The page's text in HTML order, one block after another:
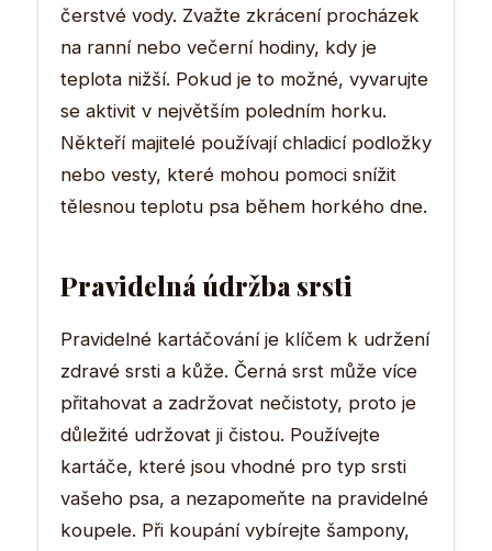
čerstvé vody. Zvažte zkrácení procházek
na ranní nebo večerní hodiny, kdy je
teplota nižší. Pokud je to možné, vyvarujte
se aktivit v největším poledním horku.
Někteří majitelé používají chladicí podložky
nebo vesty, které mohou pomoci snížit
tělesnou teplotu psa během horkého dne.
Pravidelná údržba srsti
Pravidelné kartáčování je klíčem k udržení
zdravé srsti a kůže. Černá srst může více
přitahovat a zadržovat nečistoty, proto je
důležité udržovat ji čistou. Používejte
kartáče, které jsou vhodné pro typ srsti
vašeho psa, a nezapomeňte na pravidelné
koupele. Při koupání vybírejte šampony,